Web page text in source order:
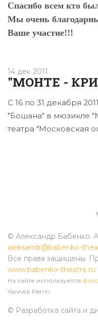
Спасибо всем кто
Мы очень
Ваше участие!!!
14 дек 2011
"МОНТЕ -
С 16 по 31 декабря
"Бошана" в мюзикле
театра "Московская
© Александр Бабенко.
aleksandr@babenko-
Все права защищены.
www.babenko-theatre.ru
На сайте используется
Yannick Perrin.
© Разработка сайта и